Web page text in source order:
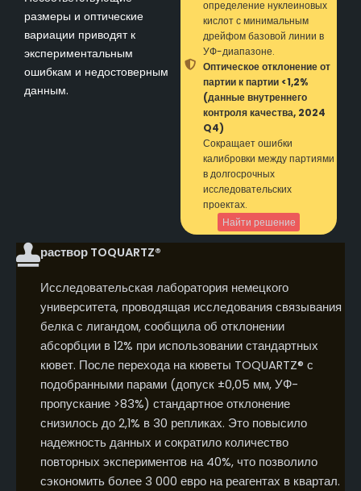
размеры и оптические
вариации приводят к
экспериментальным
ошибкам и недостоверным
данным.
определение нуклеиновых
кислот с минимальным
дрейфом базовой линии в
УФ-диапазоне.
Оптическое отклонение от
партии к партии <1,2%
(данные внутреннего
контроля качества, 2024
Q4)
Сокращает ошибки
калибровки между партиями
в долгосрочных
исследовательских
проектах.
Найти решение
раствор TOQUARTZ®
Исследовательская лаборатория немецкого
университета, проводящая исследования связывания
белка с лигандом, сообщила об отклонении
абсорбции в 12% при использовании стандартных
кювет. После перехода на кюветы TOQUARTZ® с
подобранными парами (допуск ±0,05 мм, УФ-
пропускание >83%) стандартное отклонение
снизилось до 2,1% в 30 репликах. Это повысило
надежность данных и сократило количество
повторных экспериментов на 40%, что позволило
сэкономить более 3 000 евро на реагентах в квартал.